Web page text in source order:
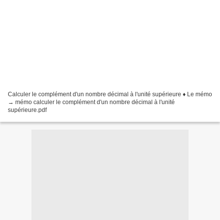
Calculer le complément d'un nombre décimal à l'unité supérieure ♦ Le mémo
→ mémo calculer le complément d'un nombre décimal à l'unité
supérieure.pdf